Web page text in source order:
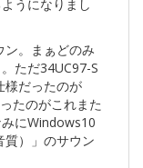
うになりまし
。まぁどのみ
ただ34UC97-S
様だったのが
たのがこれまた
にWindows10
）」のサウン